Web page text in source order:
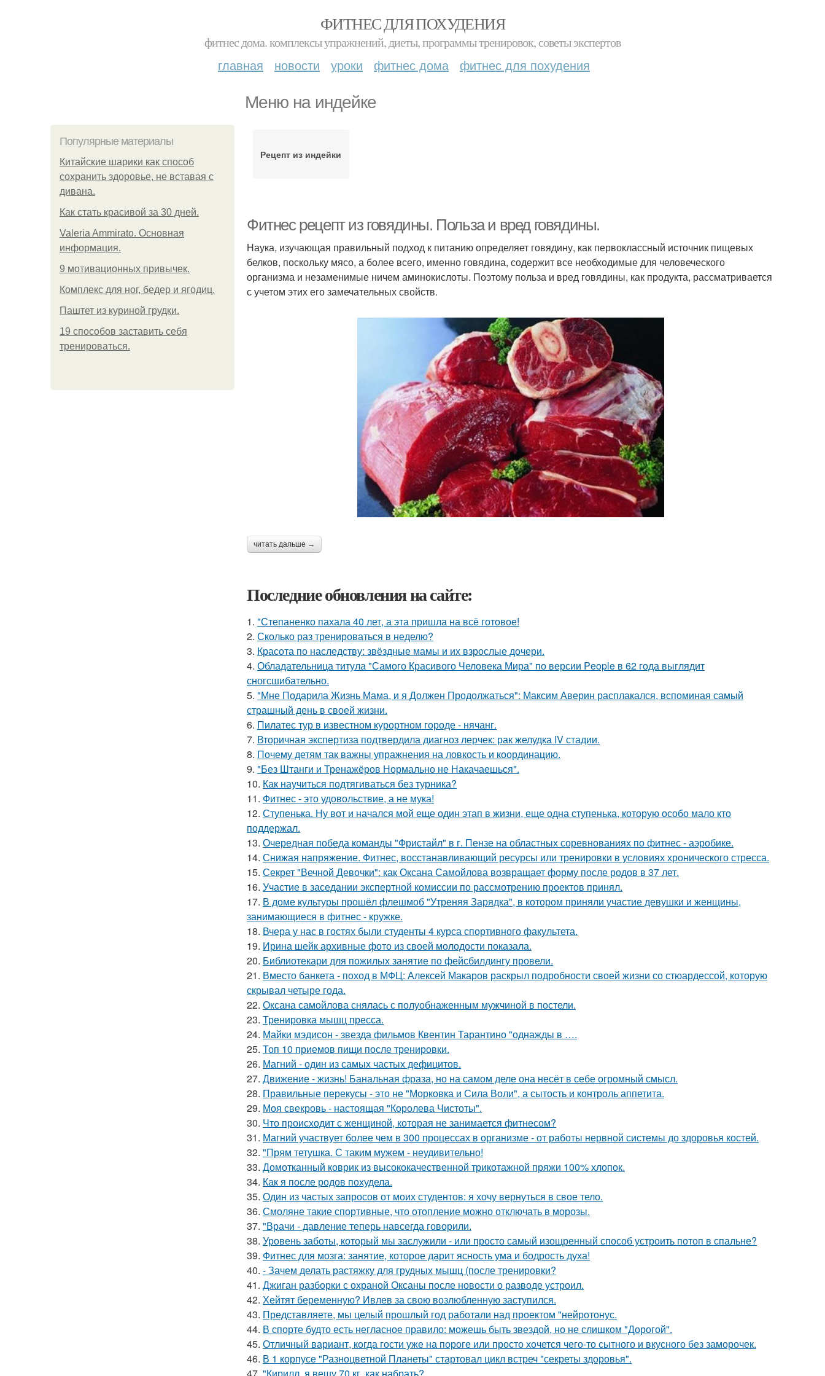
ФИТНЕС ДЛЯ ПОХУДЕНИЯ
фитнес дома. комплексы упражнений, диеты, программы тренировок, советы экспертов
главная новости уроки фитнес дома фитнес для похудения
Меню на индейке
Популярные материалы
Китайские шарики как способ
сохранить здоровье, не вставая с
дивана.
Как стать красивой за 30 дней.
Valeria Ammirato. Основная
информация.
9 мотивационных привычек.
Комплекс для ног, бедер и ягодиц.
Паштет из куриной грудки.
19 способов заставить себя
тренироваться.
Рецепт из индейки
Фитнес рецепт из говядины. Польза и вред говядины.
Наука, изучающая правильный подход к питанию определяет говядину, как первоклассный источник пищевых
белков, поскольку мясо, а более всего, именно говядина, содержит все необходимые для человеческого
организма и незаменимые ничем аминокислоты. Поэтому польза и вред говядины, как продукта, рассматривается
с учетом этих его замечательных свойств.
читать дальше →
Последние обновления на сайте:
1. "Степаненко пахала 40 лет, а эта пришла на всё готовое!
2. Сколько раз тренироваться в неделю?
3. Красота по наследству: звёздные мамы и их взрослые дочери.
4. Обладательница титула "Самого Красивого Человека Мира" по версии People в 62 года выглядит
сногсшибательно.
5. "Мне Подарила Жизнь Мама, и я Должен Продолжаться": Максим Аверин расплакался, вспоминая самый
страшный день в своей жизни.
6. Пилатес тур в известном курортном городе - нячанг.
7. Вторичная экспертиза подтвердила диагноз лерчек: рак желудка IV стадии.
8. Почему детям так важны упражнения на ловкость и координацию.
9. "Без Штанги и Тренажёров Нормально не Накачаешься".
10. Как научиться подтягиваться без турника?
11. Фитнес - это удовольствие, а не мука!
12. Ступенька. Ну вот и начался мой еще один этап в жизни, еще одна ступенька, которую особо мало кто
поддержал.
13. Очередная победа команды "Фристайл" в г. Пензе на областных соревнованиях по фитнес - аэробике.
14. Снижая напряжение. Фитнес, восстанавливающий ресурсы или тренировки в условиях хронического стресса.
15. Секрет "Вечной Девочки": как Оксана Самойлова возвращает форму после родов в 37 лет.
16. Участие в заседании экспертной комиссии по рассмотрению проектов принял.
17. В доме культуры прошёл флешмоб "Утреняя Зарядка", в котором приняли участие девушки и женщины,
занимающиеся в фитнес - кружке.
18. Вчера у нас в гостях были студенты 4 курса спортивного факультета.
19. Ирина шейк архивные фото из своей молодости показала.
20. Библиотекари для пожилых занятие по фейсбилдингу провели.
21. Вместо банкета - поход в МФЦ: Алексей Макаров раскрыл подробности своей жизни со стюардессой, которую
скрывал четыре года.
22. Оксана самойлова снялась с полуобнаженным мужчиной в постели.
23. Тренировка мышц пресса.
24. Майки мэдисон - звезда фильмов Квентин Тарантино "однажды в ….
25. Топ 10 приемов пищи после тренировки.
26. Магний - один из самых частых дефицитов.
27. Движение - жизнь! Банальная фраза, но на самом деле она несёт в себе огромный смысл.
28. Правильные перекусы - это не "Морковка и Сила Воли", а сытость и контроль аппетита.
29. Моя свекровь - настоящая "Королева Чистоты".
30. Что происходит с женщиной, которая не занимается фитнесом?
31. Магний участвует более чем в 300 процессах в организме - от работы нервной системы до здоровья костей.
32. "Прям тетушка. С таким мужем - неудивительно!
33. Домотканный коврик из высококачественной трикотажной пряжи 100% хлопок.
34. Как я после родов похудела.
35. Один из частых запросов от моих студентов: я хочу вернуться в свое тело.
36. Смоляне такие спортивные, что отопление можно отключать в морозы.
37. "Врачи - давление теперь навсегда говорили.
38. Уровень заботы, который мы заслужили - или просто самый изощренный способ устроить потоп в спальне?
39. Фитнес для мозга: занятие, которое дарит ясность ума и бодрость духа!
40. - Зачем делать растяжку для грудных мышц (после тренировки?
41. Джиган разборки с охраной Оксаны после новости о разводе устроил.
42. Хейтят беременную? Ивлев за свою возлюбленную заступился.
43. Представляете, мы целый прошлый год работали над проектом "нейротонус.
44. В спорте будто есть негласное правило: можешь быть звездой, но не слишком "Дорогой".
45. Отличный вариант, когда гости уже на пороге или просто хочется чего-то сытного и вкусного без заморочек.
46. В 1 корпусе "Разноцветной Планеты" стартовал цикл встреч "секреты здоровья".